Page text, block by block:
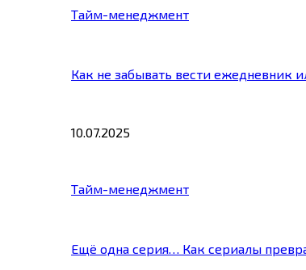
Тайм-менеджмент
Как не забывать вести ежедневник
10.07.2025
Тайм-менеджмент
Ещё одна серия… Как сериалы